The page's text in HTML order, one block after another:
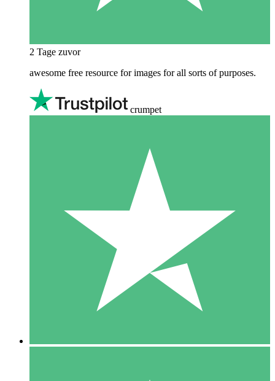
2 Tage zuvor
awesome free resource for images for all sorts of purposes.
crumpet